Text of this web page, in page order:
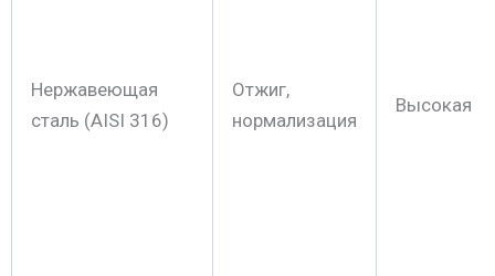
Нержавеющая
сталь (AISI 316)
Отжиг,
нормализация
Высокая